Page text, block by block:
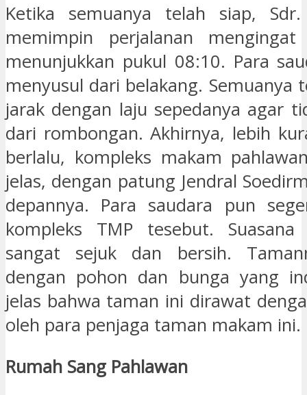
Ketika semuanya telah siap,
memimpin perjalanan
menunjukkan pukul 08:10. Para
menyusul dari belakang. Semuanya
jarak dengan laju sepedanya agar
dari rombongan. Akhirnya, lebih
berlalu, kompleks makam
jelas, dengan patung Jendral
depannya. Para saudara pun
kompleks TMP tesebut.
sangat sejuk dan bersih.
dengan pohon dan bunga yang
jelas bahwa taman ini dirawat
oleh para penjaga taman makam ini.
Rumah Sang Pahlawan